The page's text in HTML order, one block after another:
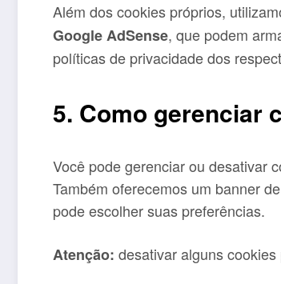
Além dos cookies próprios,
Google AdSense, que podem
políticas de privacidade dos
5. Como gerenciar
Você pode gerenciar ou desativar
Também oferecemos um banner
pode escolher suas preferências.
Atenção: desativar alguns